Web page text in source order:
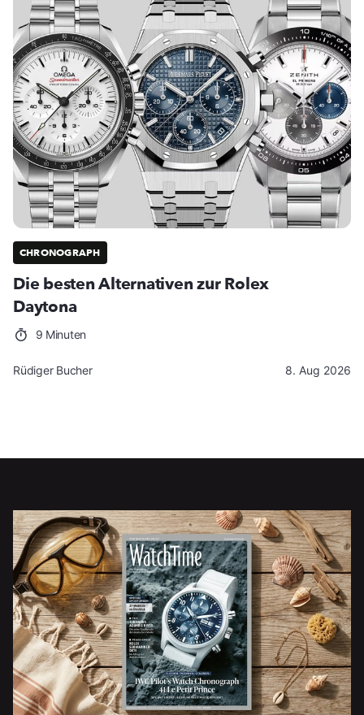
CHRONOGRAPH
Die besten Alternativen zur Rolex
Daytona
9 Minuten
Rüdiger Bucher 8. Aug 2026